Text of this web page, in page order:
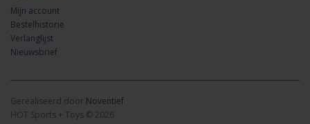
Mijn account
Bestelhistorie
Verlanglijst
Nieuwsbrief
Gerealiseerd door Noventief
HOT Sports + Toys © 2026